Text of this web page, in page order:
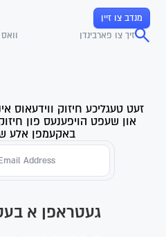
מנדב צו זיין
זיך צו פארבינדן
זעט טעגליכע חיזוק ווידעאוס
און שעפט הויפענעס פון
באקעמפן אלע
געטראפן א